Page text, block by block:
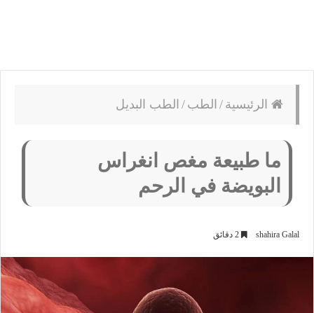
الرئيسية / الطب / الطب البديل
ما طبيعة مغص انغراس
البويضة في الرحم
shahira Galal